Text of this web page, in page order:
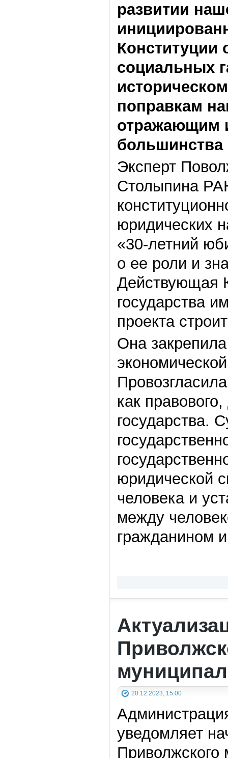
развитии
социальных
поправкам
отражающим
большинства
Эксперт
Столыпина
юридических
«30-летний
о ее роли и
Действующая
государства
проекта
Она
как
государства.
юридической
человека и
между
гражданином
20.12.2023, 15:00
уведомляет
Приволжского